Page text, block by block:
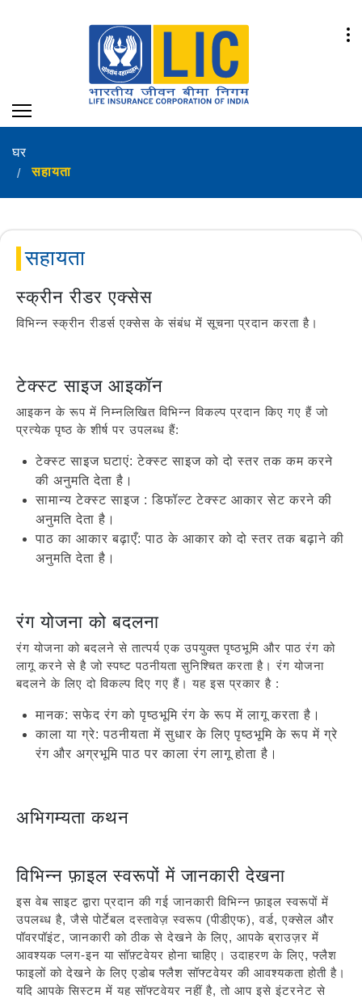
घर
सहायता
सहायता
स्क्रीन रीडर एक्सेस
विभिन्न स्क्रीन रीडर्स एक्सेस के संबंध में सूचना प्रदान करता है।
टेक्स्ट साइज आइकॉन
आइकन के रूप में निम्नलिखित विभिन्न विकल्प प्रदान किए गए हैं जो
प्रत्येक पृष्ठ के शीर्ष पर उपलब्ध हैं:
टेक्स्ट साइज घटाएं: टेक्स्ट साइज को दो स्तर तक कम करने
की अनुमति देता है।
सामान्य टेक्स्ट साइज : डिफॉल्ट टेक्स्ट आकार सेट करने की
अनुमति देता है।
पाठ का आकार बढ़ाएँ: पाठ के आकार को दो स्तर तक बढ़ाने की
अनुमति देता है।
रंग योजना को बदलना
रंग योजना को बदलने से तात्पर्य एक उपयुक्त पृष्ठभूमि और पाठ रंग को
लागू करने से है जो स्पष्ट पठनीयता सुनिश्चित करता है। रंग योजना
बदलने के लिए दो विकल्प दिए गए हैं। यह इस प्रकार है :
मानक: सफेद रंग को पृष्ठभूमि रंग के रूप में लागू करता है।
काला या ग्रे: पठनीयता में सुधार के लिए पृष्ठभूमि के रूप में ग्रे
रंग और अग्रभूमि पाठ पर काला रंग लागू होता है।
अभिगम्यता कथन
विभिन्न फ़ाइल स्वरूपों में जानकारी देखना
इस वेब साइट द्वारा प्रदान की गई जानकारी विभिन्न फ़ाइल स्वरूपों में
उपलब्ध है, जैसे पोर्टेबल दस्तावेज़ स्वरूप (पीडीएफ), वर्ड, एक्सेल और
पॉवरपॉइंट, जानकारी को ठीक से देखने के लिए, आपके ब्राउज़र में
आवश्यक प्लग-इन या सॉफ़्टवेयर होना चाहिए। उदाहरण के लिए, फ्लैश
फाइलों को देखने के लिए एडोब फ्लैश सॉफ्टवेयर की आवश्यकता होती है।
यदि आपके सिस्टम में यह सॉफ्टवेयर नहीं है, तो आप इसे इंटरनेट से